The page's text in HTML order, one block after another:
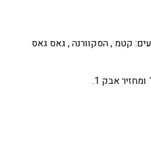
קטמ , הסקוורנה , גאס גאס